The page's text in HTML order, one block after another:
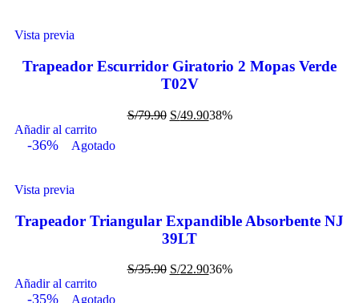
Vista previa
Trapeador Escurridor Giratorio 2 Mopas Verde
T02V
S/79.90 S/49.9038%
Añadir al carrito
-36% Agotado
Vista previa
Trapeador Triangular Expandible Absorbente NJ
39LT
S/35.90 S/22.9036%
Añadir al carrito
-35% Agotado